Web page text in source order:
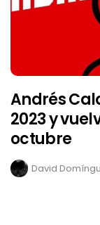
Andrés
2023 y
octubre
David